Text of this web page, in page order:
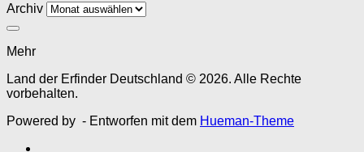
Archiv
Mehr
Land der Erfinder Deutschland © 2026. Alle Rechte
vorbehalten.
Powered by - Entworfen mit dem Hueman-Theme